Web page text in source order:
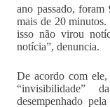
ano passado,
mais de 20
isso não virou
notícia”, denuncia.
De acordo com ele,
desempenhado